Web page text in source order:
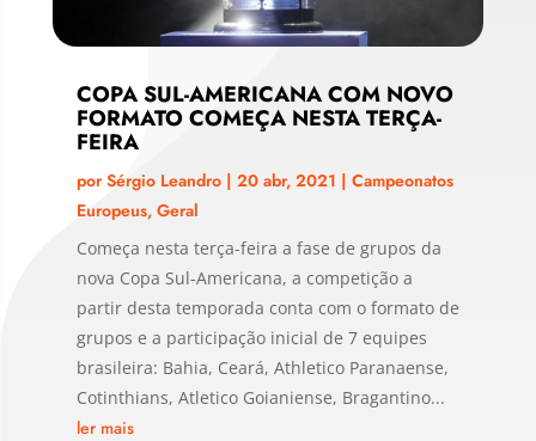
COPA SUL-AMERICANA COM NOVO
FORMATO COMEÇA NESTA TERÇA-
FEIRA
porSérgio Leandro| 20 abr, 2021 | Campeonatos
Europeus, Geral
Começa nesta terça-feira a fase de grupos da
nova Copa Sul-Americana, a competição a
partir desta temporada conta com o formato de
grupos e a participação inicial de 7 equipes
brasileira: Bahia, Ceará, Athletico Paranaense,
Cotinthians, Atletico Goianiense, Bragantino...
ler mais